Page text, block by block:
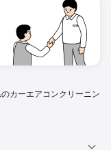
カーエアコンクリーニン